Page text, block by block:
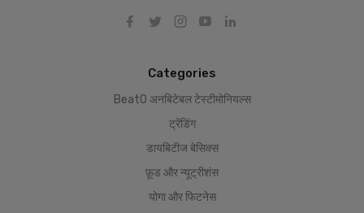
Categories
BeatO अनबिटेबल टेस्टीमोनियल्स
ट्रेंडिंग
डायबिटीज बेसिक्स
फ़ूड और न्यूट्रीशंस
योगा और फिटनेस